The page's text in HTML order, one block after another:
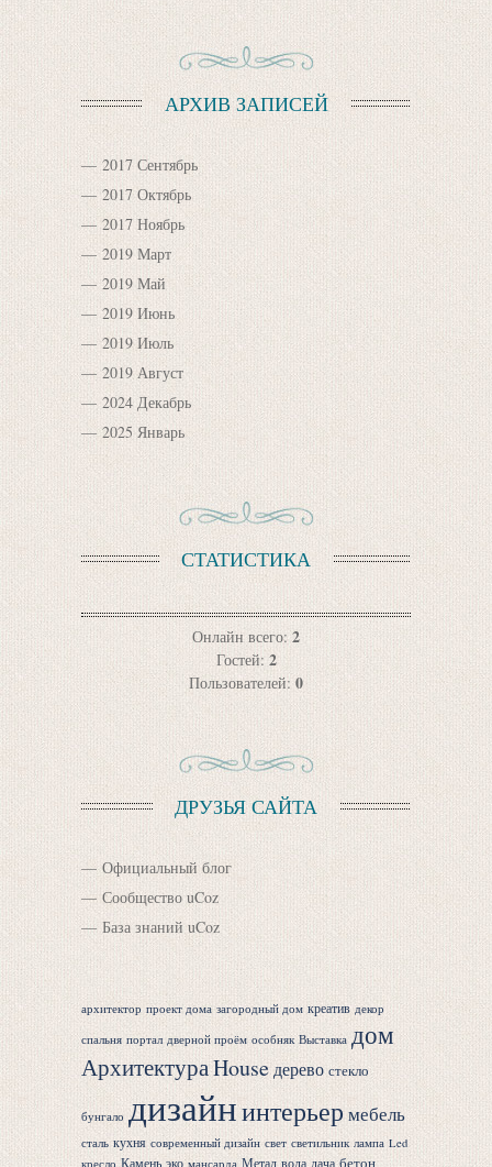
АРХИВ ЗАПИСЕЙ
2017 Сентябрь
2017 Октябрь
2017 Ноябрь
2019 Март
2019 Май
2019 Июнь
2019 Июль
2019 Август
2024 Декабрь
2025 Январь
СТАТИСТИКА
Онлайн всего:2
Гостей: 2
Пользователей: 0
ДРУЗЬЯ САЙТА
Официальный блог
Сообщество uCoz
База знаний uCoz
архитектор проект дома загородный дом креатив декор
спальня портал дверной проём особняк Выставка дом
АрхитектураHouse дерево стекло
бунгало дизайнинтерьер мебель
сталь кухня современный дизайн свет светильник лампа Led
кресло Камень эко мансарда Метал вода дача бетон